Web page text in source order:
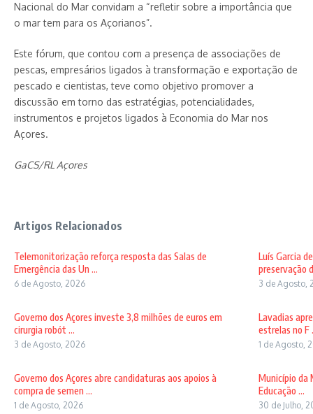
Nacional do Mar convidam a “refletir sobre a importância que
o mar tem para os Açorianos”.
Este fórum, que contou com a presença de associações de
pescas, empresários ligados à transformação e exportação de
pescado e cientistas, teve como objetivo promover a
discussão em torno das estratégias, potencialidades,
instrumentos e projetos ligados à Economia do Mar nos
Açores.
GaCS/RL Açores
Artigos Relacionados
Telemonitorização reforça resposta das Salas de
Emergência das Un ...
6 de Agosto, 2026
Luís Garcia
preservação
3 de Agosto,
Governo dos Açores investe 3,8 milhões de euros em
cirurgia robót ...
3 de Agosto, 2026
Lavadias
estrelas no F
1 de Agosto,
Governo dos Açores abre candidaturas aos apoios à
compra de semen ...
1 de Agosto, 2026
Município da
Educação ...
30 de Julho,